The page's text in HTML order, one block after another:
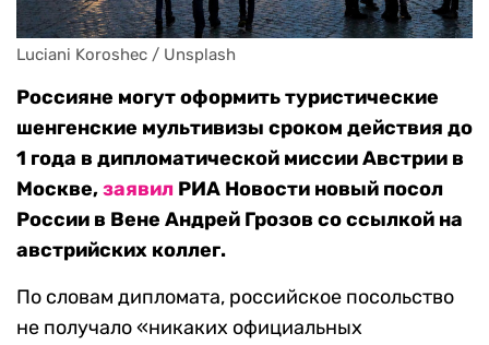
Luciani Koroshec / Unsplash
Россияне могут оформить туристические
шенгенские мультивизы сроком действия до
1 года в дипломатической миссии Австрии в
Москве,заявил РИА Новости новый посол
России в Вене Андрей Грозов со ссылкой на
австрийских коллег.
По словам дипломата, российское посольство
не получало «никаких официальных